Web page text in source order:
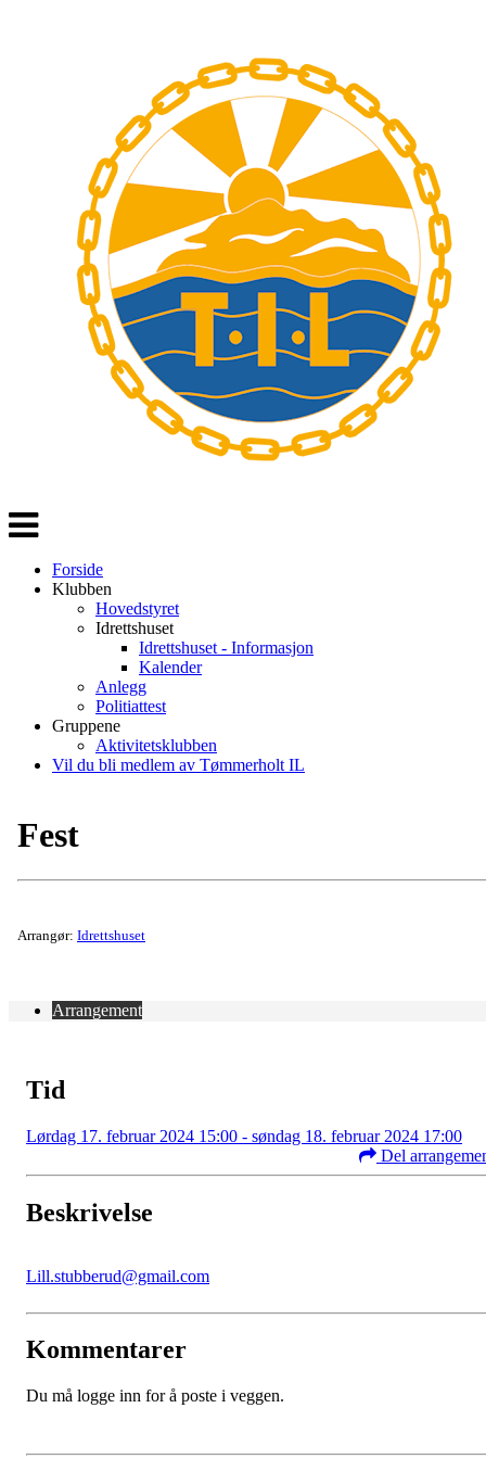
Veksle
navigasjon
Forside
Klubben
Hovedstyret
Idrettshuset
Idrettshuset - Informasjon
Kalender
Anlegg
Politiattest
Gruppene
Aktivitetsklubben
Vil du bli medlem av Tømmerholt IL
Fest
Arrangør: Idrettshuset
Arrangement
Tid
Lørdag 17. februar 2024 15:00 - søndag 18. februar 2024 17:00
Del
Beskrivelse
Lill.stubberud@gmail.com
Kommentarer
Du må logge inn for å poste i veggen.